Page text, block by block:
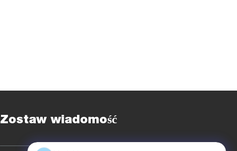
Zostaw wiadomość